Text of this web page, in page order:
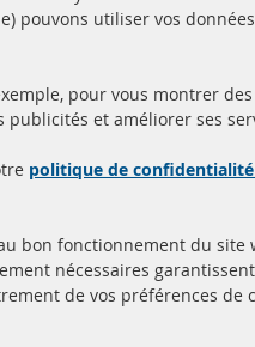
diesel (FPD)
pouvons utiliser vos
pour vous montrer
publicités et améliorer ses
politique de
bon fonctionnement du site
nécessaires
de vos préférences